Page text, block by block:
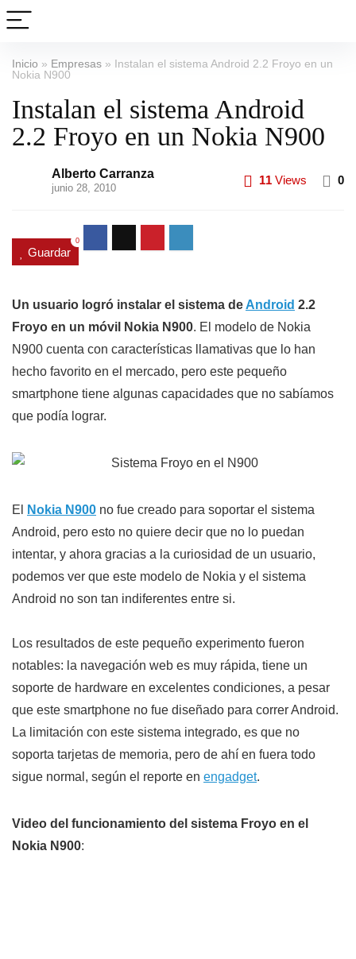
Inicio » Empresas » Instalan el sistema Android 2.2 Froyo en un
Nokia N900
Instalan el sistema Android
2.2 Froyo en un Nokia N900
Alberto Carranza
junio 28, 2010
11 Views 0
Guardar
0
Un usuario logró instalar el sistema de Android 2.2
Froyo en un móvil Nokia N900. El modelo de Nokia
N900 cuenta con características llamativas que lo han
hecho favorito en el mercado, pero este pequeño
smartphone tiene algunas capacidades que no sabíamos
que podía lograr.
El Nokia N900 no fue creado para soportar el sistema
Android, pero esto no quiere decir que no lo puedan
intentar, y ahora gracias a la curiosidad de un usuario,
podemos ver que este modelo de Nokia y el sistema
Android no son tan indiferentes entre si.
Los resultados de este pequeño experimento fueron
notables: la navegación web es muy rápida, tiene un
soporte de hardware en excelentes condiciones, a pesar
que este smartphone no fue diseñado para correr Android.
La limitación con este sistema integrado, es que no
soporta tarjetas de memoria, pero de ahí en fuera todo
sigue normal, según el reporte en engadget.
Video del funcionamiento del sistema Froyo en el
Nokia N900: